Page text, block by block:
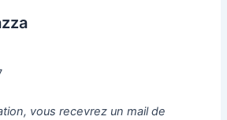
vous recevrez un mail de